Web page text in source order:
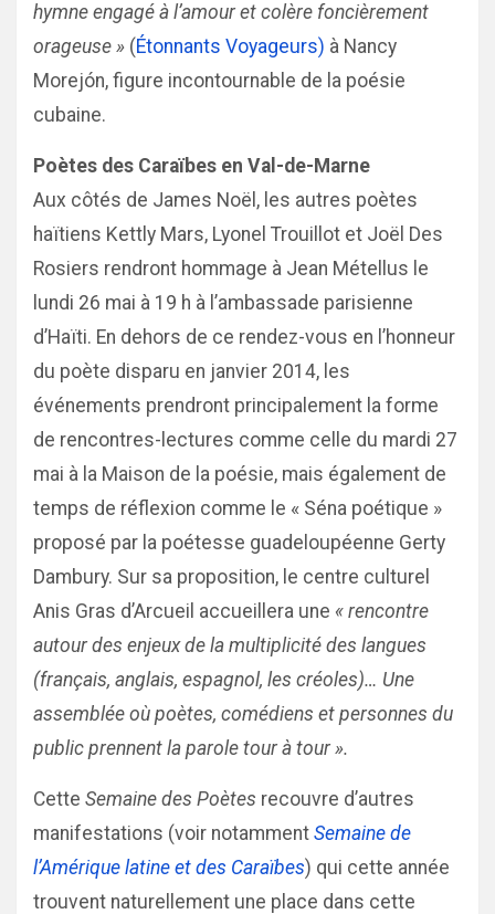
hymne engagé à l’amour et colère foncièrement
orageuse » (Étonnants Voyageurs) à Nancy
Morejón, figure incontournable de la poésie
cubaine.
Poètes des Caraïbes en Val-de-Marne
Aux côtés de James Noël, les autres poètes
haïtiens Kettly Mars, Lyonel Trouillot et Joël Des
Rosiers rendront hommage à Jean Métellus le
lundi 26 mai à 19 h à l’ambassade parisienne
d’Haïti. En dehors de ce rendez-vous en l’honneur
du poète disparu en janvier 2014, les
événements prendront principalement la forme
de rencontres-lectures comme celle du mardi 27
mai à la Maison de la poésie, mais également de
temps de réflexion comme le « Séna poétique »
proposé par la poétesse guadeloupéenne Gerty
Dambury. Sur sa proposition, le centre culturel
Anis Gras d’Arcueil accueillera une « rencontre
autour des enjeux de la multiplicité des langues
(français, anglais, espagnol, les créoles)… Une
assemblée où poètes, comédiens et personnes du
public prennent la parole tour à tour ».
Cette Semaine des Poètes recouvre d’autres
manifestations (voir notamment Semaine de
l’Amérique latine et des Caraïbes) qui cette année
trouvent naturellement une place dans cette